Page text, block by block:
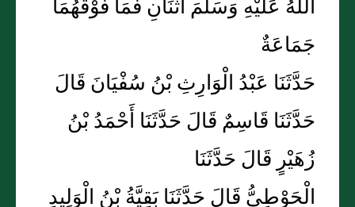
اللَّهُ عَلَيْهِ وَسَلَّمَ اثْنَانِ فَمَا فَوْقَهُمَا
جَمَاعَةٌ
حَدَّثَنَا عَبْدُ الْوَارِثِ بْنُ سُفْيَانَ قَالَ
حَدَّثَنَا قَاسِمٌ قَالَ حَدَّثَنَا أَحْمَدُ بْنُ
زُهَيْرٍ قَالَ حَدَّثَنَا
الْحَوْطِيُّ قَالَ حَدَّثَنَا بَقِيَّةُ بْنُ الْوَلِيدِ